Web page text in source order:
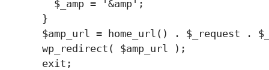
      $_amp = '&amp';
    }
$amp_url = home_url() . $_request .
    wp_redirect( $amp_url );
    exit;